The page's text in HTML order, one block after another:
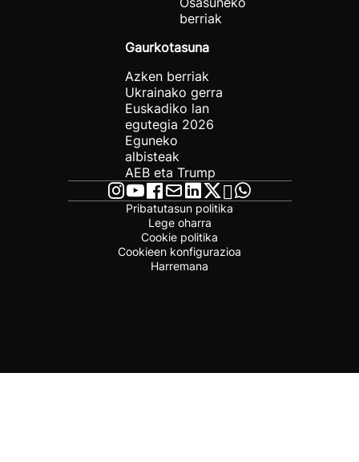
berriak
Gaurkotasuna
Azken berriak
Ukrainako gerra
Euskadiko lan
egutegia 2026
Eguneko
albisteak
AEB eta Trump
Pribatutasun politika
Lege oharra
Cookie politika
Cookieen konfigurazioa
Harremana